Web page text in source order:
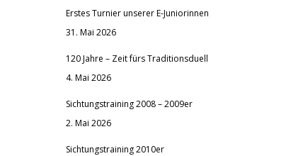
Erstes Turnier unserer E-Juniorinnen
31. Mai 2026
120 Jahre – Zeit fürs Traditionsduell
4. Mai 2026
Sichtungstraining 2008 – 2009er
2. Mai 2026
Sichtungstraining 2010er